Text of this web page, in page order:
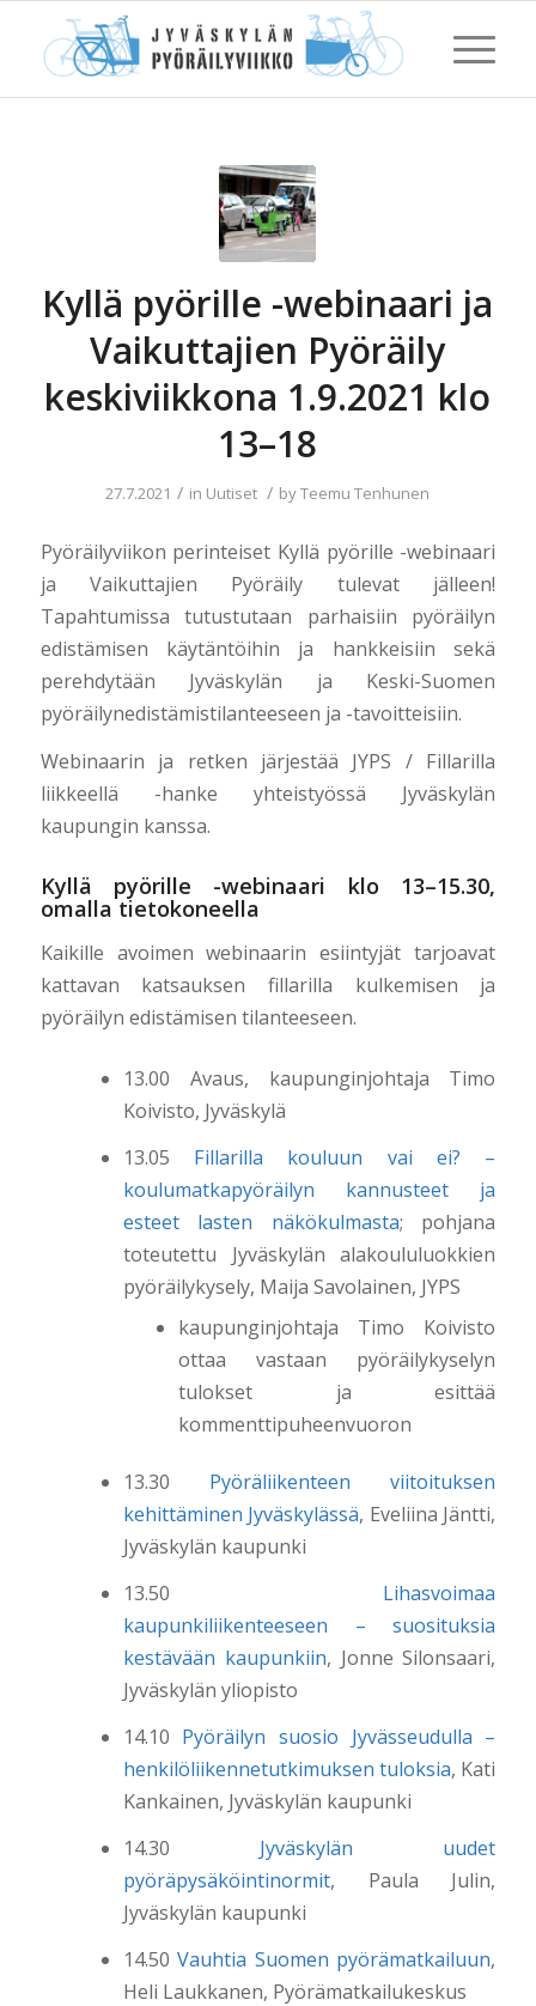
Kyllä pyörille -webinaari ja
Vaikuttajien Pyöräily
keskiviikkona 1.9.2021 klo
13–18
27.7.2021 / in Uutiset / byTeemu Tenhunen
Pyöräilyviikon perinteiset Kyllä pyörille -webinaari
ja Vaikuttajien Pyöräily tulevat jälleen!
Tapahtumissa tutustutaan parhaisiin pyöräilyn
edistämisen käytäntöihin ja hankkeisiin sekä
perehdytään Jyväskylän ja Keski-Suomen
pyöräilynedistämistilanteeseen ja -tavoitteisiin.
Webinaarin ja retken järjestää JYPS / Fillarilla
liikkeellä -hanke yhteistyössä Jyväskylän
kaupungin kanssa.
Kyllä pyörille -webinaari klo 13–15.30,
omalla tietokoneella
Kaikille avoimen webinaarin esiintyjät tarjoavat
kattavan katsauksen fillarilla kulkemisen ja
pyöräilyn edistämisen tilanteeseen.
13.00 Avaus, kaupunginjohtaja Timo
Koivisto, Jyväskylä
13.05 Fillarilla kouluun vai ei? –
koulumatkapyöräilyn kannusteet ja
esteet lasten näkökulmasta; pohjana
toteutettu Jyväskylän alakoululuokkien
pyöräilykysely, Maija Savolainen, JYPS
kaupunginjohtaja Timo Koivisto
ottaa vastaan pyöräilykyselyn
tulokset ja esittää
kommenttipuheenvuoron
13.30 Pyöräliikenteen viitoituksen
kehittäminen Jyväskylässä, Eveliina Jäntti,
Jyväskylän kaupunki
13.50 Lihasvoimaa
kaupunkiliikenteeseen – suosituksia
kestävään kaupunkiin, Jonne Silonsaari,
Jyväskylän yliopisto
14.10 Pyöräilyn suosio Jyvässeudulla –
henkilöliikennetutkimuksen tuloksia, Kati
Kankainen, Jyväskylän kaupunki
14.30 Jyväskylän uudet
pyöräpysäköintinormit, Paula Julin,
Jyväskylän kaupunki
14.50Vauhtia Suomen pyörämatkailuun,
Heli Laukkanen, Pyörämatkailukeskus